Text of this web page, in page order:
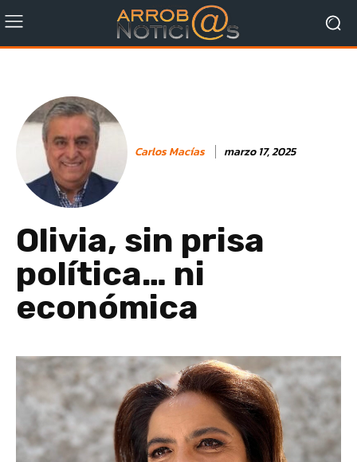
Carlos Macías marzo 17, 2025
Olivia, sin prisa
política… ni
económica